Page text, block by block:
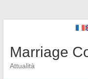
Marriage
Attualità